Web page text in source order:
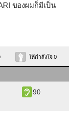
ของผมก็มีเป็น
ให้กำลังใจ 0
90